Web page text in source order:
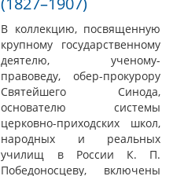
В коллекцию, посвященную
крупному государственному
деятелю, ученому-
правоведу, обер-прокурору
Святейшего Синода,
основателю системы
церковно-приходских школ,
народных и реальных
училищ в России К. П.
Победоносцеву, включены